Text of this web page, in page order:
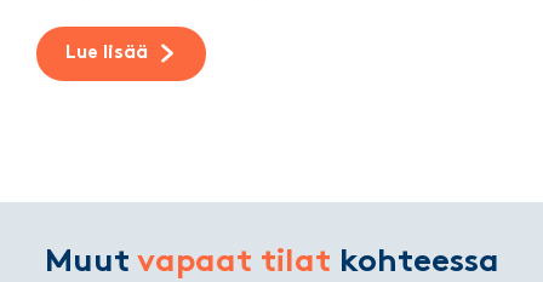
Lue lisää
Muut vapaat tilat kohteessa